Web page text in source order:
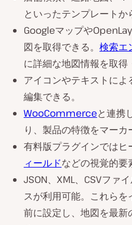
といったテンプレートか
Googleマップや
図を取得できる。 検索エ
に詳細な地図情報を取得
アイコンやテキストに
編集できる。
WooCommerceと連携
り、製品の特徴をマーカ
有料版プラグインではヒ
ィールドなどの視覚的要
JSON、XML、CSVファ
スが利用可能。これら
前に設定し、地図を最新